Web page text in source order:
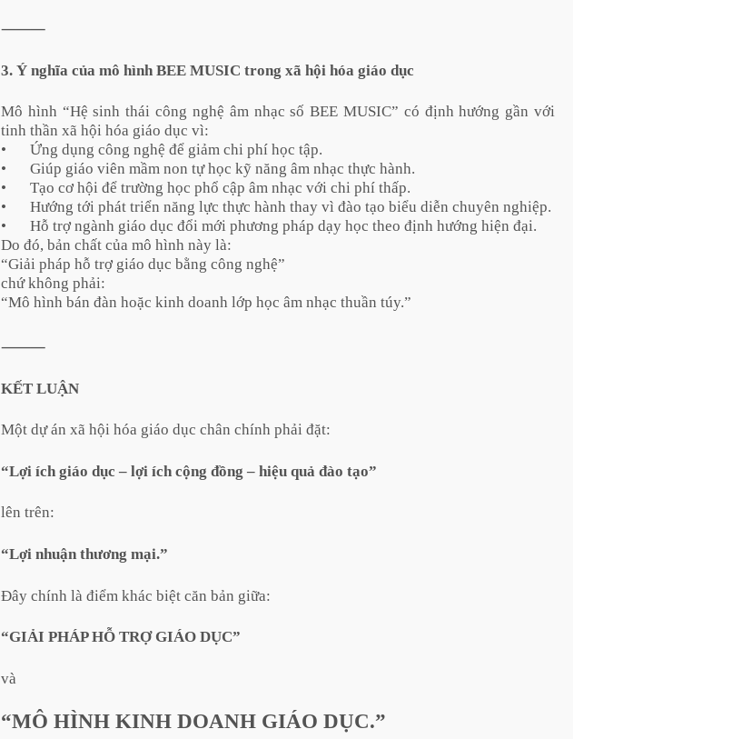
⸻
3. Ý nghĩa của mô hình BEE MUSIC trong xã hội hóa giáo dục
Mô hình “Hệ sinh thái công nghệ âm nhạc số BEE MUSIC” có định hướng gần với
tinh thần xã hội hóa giáo dục vì:
•
Ứng dụng công nghệ để giảm chi phí học tập.
•
Giúp giáo viên mầm non tự học kỹ năng âm nhạc thực hành.
•
Tạo cơ hội để trường học phổ cập âm nhạc với chi phí thấp.
•
Hướng tới phát triển năng lực thực hành thay vì đào tạo biểu diễn chuyên nghiệp.
•
Hỗ trợ ngành giáo dục đổi mới phương pháp dạy học theo định hướng hiện đại.
Do đó, bản chất của mô hình này là:
“Giải pháp hỗ trợ giáo dục bằng công nghệ”
chứ không phải:
“Mô hình bán đàn hoặc kinh doanh lớp học âm nhạc thuần túy.”
⸻
KẾT LUẬN
Một dự án xã hội hóa giáo dục chân chính phải đặt:
“Lợi ích giáo dục – lợi ích cộng đồng – hiệu quả đào tạo”
lên trên:
“Lợi nhuận thương mại.”
Đây chính là điểm khác biệt căn bản giữa:
“GIẢI PHÁP HỖ TRỢ GIÁO DỤC”
và
“MÔ HÌNH KINH DOANH GIÁO DỤC.”